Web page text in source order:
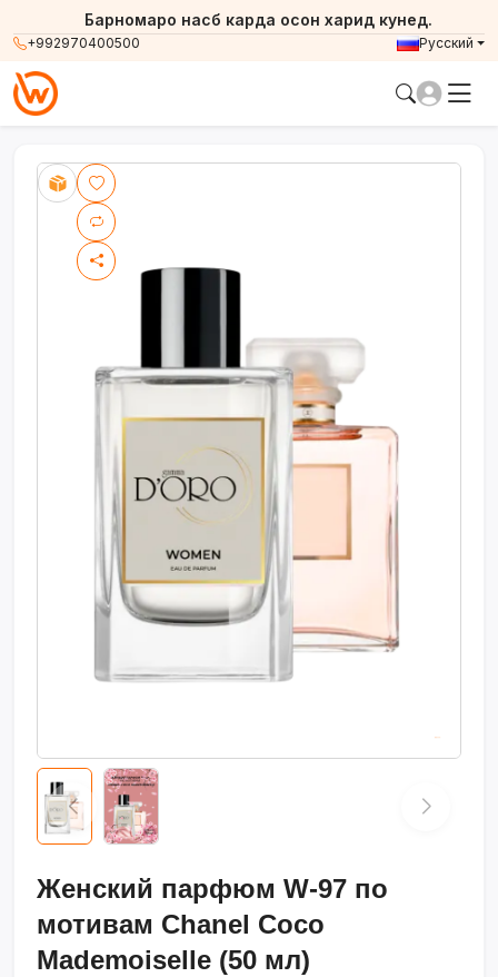
+992970400500
Барномаро насб карда осон харид кунед.
Русский
Женский парфюм W-97 по
мотивам Chanel Coco
Mademoiselle (50 мл)